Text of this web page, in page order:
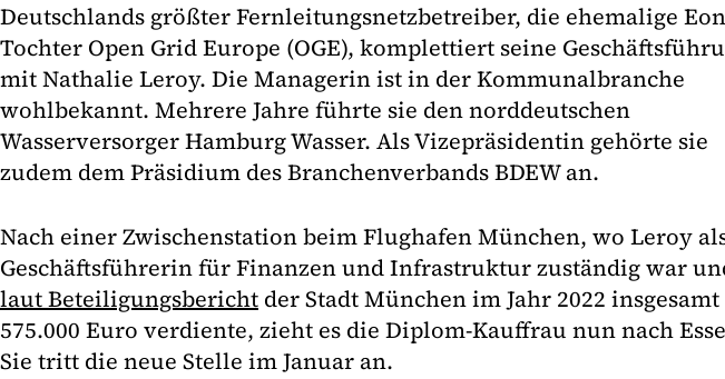
Deutschlands größter Fernleitungsnetzbetreiber, die ehemalige
Tochter Open Grid Europe (OGE), komplettiert seine
mit Nathalie Leroy. Die Managerin ist in der Kommunalbranche
wohlbekannt. Mehrere Jahre führte sie den norddeutschen
Wasserversorger Hamburg Wasser. Als Vizepräsidentin gehörte sie
zudem dem Präsidium des Branchenverbands BDEW an.
Nach einer Zwischenstation beim Flughafen München, wo Leroy
Geschäftsführerin für Finanzen und Infrastruktur zuständig war
laut Beteiligungsbericht der Stadt München im Jahr 2022 insgesamt
575.000 Euro verdiente, zieht es die Diplom-Kauffrau nun nach
Sie tritt die neue Stelle im Januar an.